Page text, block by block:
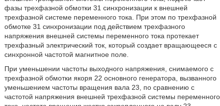
фазы трехфазной обмотки 31 синхронизации к внешней
трехфазной системе переменного тока. При этом по трехфазной
обмотке 31 синхронизации под действием трехфазного
напряжения внешней системы переменного тока протекает
трехфазный электрический ток, который создает вращающееся с
синхронной частотой магнитное поле.
При уменьшении частоты выходного напряжения, снимаемого с
трехфазной обмотки якоря 22 основного генератора, вызванного
уменьшением частоты вращения вала 23, по сравнению с
частотой напряжения внешней трехфазной системы переменного